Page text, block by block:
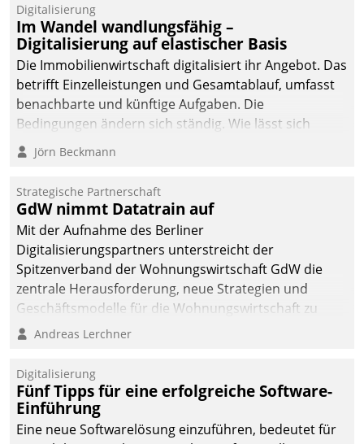
Digitalisierung
Im Wandel wandlungsfähig –
Digitalisierung auf elastischer Basis
Die Immobilienwirtschaft digitalisiert ihr Angebot. Das
betrifft Einzelleistungen und Gesamtablauf, umfasst
benachbarte und künftige Aufgaben. Die
Bedingungen ändern sich ständig. Wie lässt sich
technisch die Kontrolle wahren und zugleich Freiraum
fürs Wachsen öffnen?
Jörn Beckmann
Strategische Partnerschaft
GdW nimmt Datatrain auf
Mit der Aufnahme des Berliner
Digitalisierungspartners unterstreicht der
Spitzenverband der Wohnungswirtschaft GdW die
zentrale Herausforderung, neue Strategien und
Geschäftsmodelle für die Wohnungswirtschaft zu
entwickeln.
Andreas Lerchner
Digitalisierung
Fünf Tipps für eine erfolgreiche Software-
Einführung
Eine neue Softwarelösung einzuführen, bedeutet für